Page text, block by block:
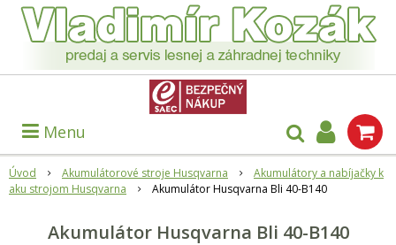
Menu
Úvod Akumulátorové stroje Husqvarna
Akumulátory a nabíjačky k
aku strojom Husqvarna
Akumulátor Husqvarna Bli 40-B140
Akumulátor Husqvarna Bli 40-B140